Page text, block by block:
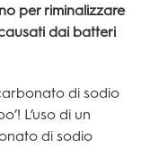
per riminalizzare
dai batteri
di sodio
L’uso di un
di sodio